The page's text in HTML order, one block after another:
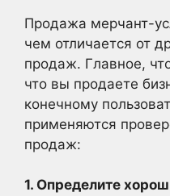
Продажа мерчант-
чем отличается от
продаж. Главное,
что вы продаете
конечному
применяются
продаж:
1. Определите